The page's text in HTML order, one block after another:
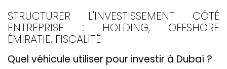
STRUCTURER L'INVESTISSEMENT CÔTÉ
ENTREPRISE : HOLDING, OFFSHORE
ÉMIRATIE, FISCALITÉ
Quel véhicule utiliser pour investir à Dubaï ?